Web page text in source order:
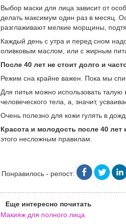
Выбор маски для лица зависит от
делать максимум один раз в месяц.
разглаживают мелкие морщины,
Каждый день с утра и перед сном
оливковым маслом, или с жирным
После 40 лет не стоит долго и
Режим сна крайне важен. Пока мы
Для питья можно использовать талую
человеческого тела, а, значит,
Очень полезно для кожи гулять в
Красота и молодость после 40 лет
этого несложным правилам.
Понравилось - репост:
Еще интересно почитать
Макияж для полного лица